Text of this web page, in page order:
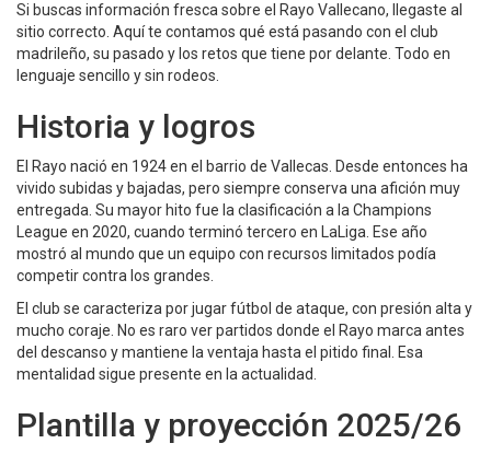
Si buscas información fresca sobre el Rayo Vallecano, llegaste al
sitio correcto. Aquí te contamos qué está pasando con el club
madrileño, su pasado y los retos que tiene por delante. Todo en
lenguaje sencillo y sin rodeos.
Historia y logros
El Rayo nació en 1924 en el barrio de Vallecas. Desde entonces ha
vivido subidas y bajadas, pero siempre conserva una afición muy
entregada. Su mayor hito fue la clasificación a la Champions
League en 2020, cuando terminó tercero en LaLiga. Ese año
mostró al mundo que un equipo con recursos limitados podía
competir contra los grandes.
El club se caracteriza por jugar fútbol de ataque, con presión alta y
mucho coraje. No es raro ver partidos donde el Rayo marca antes
del descanso y mantiene la ventaja hasta el pitido final. Esa
mentalidad sigue presente en la actualidad.
Plantilla y proyección 2025/26